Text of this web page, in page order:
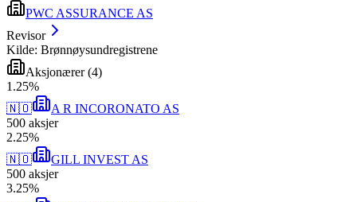
PWC ASSURANCE AS
Revisor
Kilde: Brønnøysundregistrene
Aksjonærer(4)
1 .25%
🇳🇴
A R INCORONATO AS
500 aksjer
2.25%
🇳🇴
GILL INVEST AS
500 aksjer
3.25%